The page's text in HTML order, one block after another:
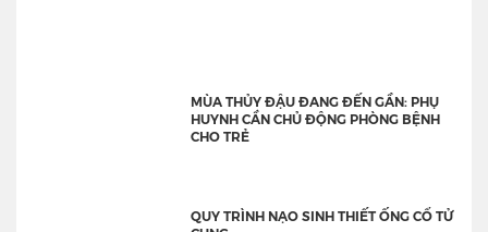
MÙA THỦY ĐẬU ĐANG ĐẾN GẦN: PHỤ
HUYNH CẦN CHỦ ĐỘNG PHÒNG BỆNH
CHO TRẺ
QUY TRÌNH NẠO SINH THIẾT ỐNG CỔ TỬ